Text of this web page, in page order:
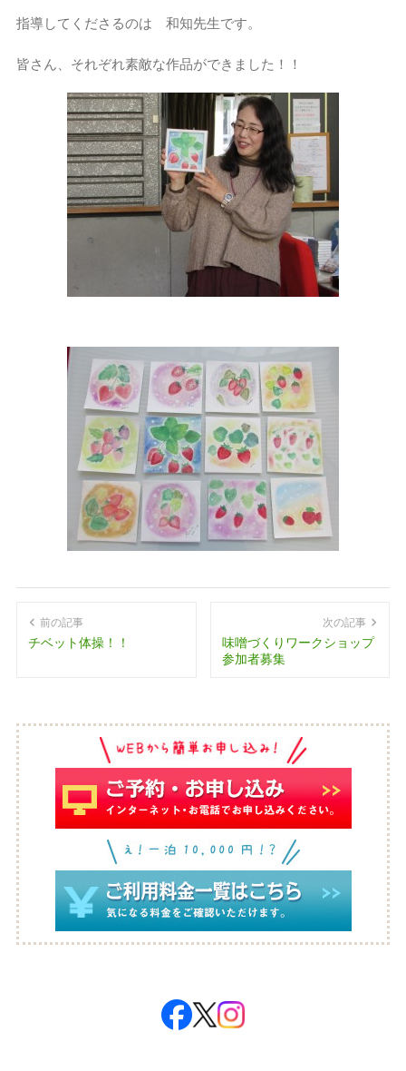
指導してくださるのは 和知先生です。
皆さん、それぞれ素敵な作品ができました！！
前の記事
チベット体操！！
次の記事
味噌づくりワークショップ
参加者募集